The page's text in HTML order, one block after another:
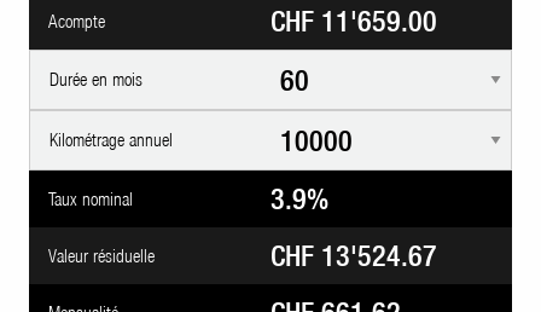
Acompte CHF 11'659.00
Durée en mois
Kilométrage annuel
Taux nominal 3.9%
Valeur résiduelle CHF 13'524.67